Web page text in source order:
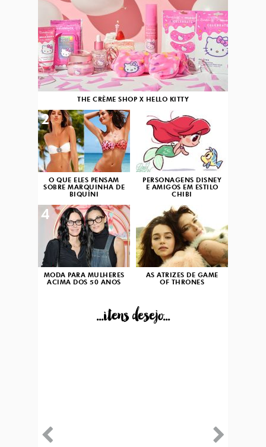
THE CRÈME SHOP X HELLO KITTY
O QUE ELES PENSAM
SOBRE MARQUINHA DE
BIQUÍNI
2
PERSONAGENS DISNEY
E AMIGOS EM ESTILO
CHIBI
3
MODA PARA MULHERES
ACIMA DOS 50 ANOS
4
AS ATRIZES DE GAME
OF THRONES
...itens desejo...